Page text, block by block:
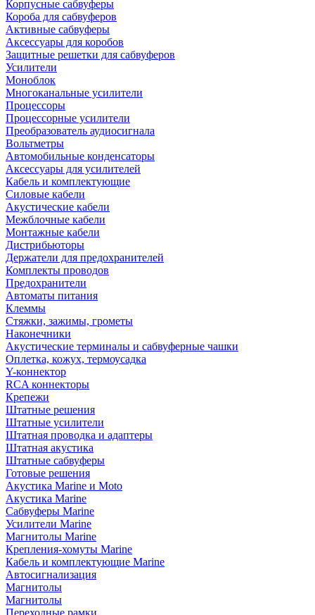
Корпусные сабвуферы
Короба для сабвуферов
Активные сабвуферы
Аксессуары для коробов
Защитные решетки для сабвуферов
Усилители
Моноблок
Многоканальные усилители
Процессоры
Процессорные усилители
Преобразователь аудиосигнала
Вольтметры
Автомобильные конденсаторы
Аксессуары для усилителей
Кабель и комплектующие
Силовые кабели
Акустические кабели
Межблочные кабели
Монтажные кабели
Дистрибьюторы
Держатели для предохранителей
Комплекты проводов
Предохранители
Автоматы питания
Клеммы
Стяжки, зажимы, грометы
Наконечники
Акустические терминалы и сабвуферные чашки
Оплетка, кожух, термоусадка
Y-коннектор
RCA коннекторы
Крепежи
Штатные решения
Штатные усилители
Штатная проводка и адаптеры
Штатная акустика
Штатные сабвуферы
Готовые решения
Акустика Marine и Moto
Акустика Marine
Сабвуферы Marine
Усилители Marine
Магнитолы Marine
Крепления-хомуты Marine
Кабель и комплектующие Marine
Автосигнализация
Магнитолы
Магнитолы
Переходные рамки